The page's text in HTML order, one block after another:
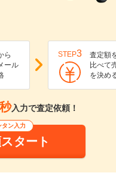
ら
ール
STEP3
査定額
比べて
を決め
入力で査定依頼！
ン入力
タート